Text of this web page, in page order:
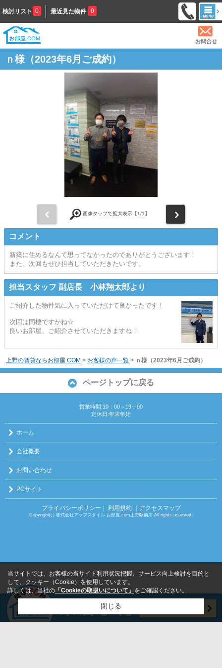
検討リスト 0 最近見た物件 0
お問合せ
ｎ様（2023年6月ご成約）
画像タップで拡大表示【1/1】
コメント
新築に住めるなんて思ってなかったのでありがとうございます！
また、次回もぜひ担当していただきたいです。
担当スタッフ 副店長 小林翔太郎より
ご紹介した物件気に入っていただけて良かったです！
次回は同棲ですかね☆
良いお部屋、ご紹介させていただきますね！
上野の賃貸ならお部屋.COM > お客様の声一覧 > ｎ様（2023年6月ご成約）
ページトップに戻る
営業時間:10：00～19：00
定休日:年末年始
ホーム
会社概要
お問い合わせ
PCサイト
プライバシーポリシー ｜ 利用規約 ｜アクセスマップ
Copyright(c) 株式会社アップスタイル お部屋.com上野駅前店 All rights reserved.
当サイトでは、お客様の当サイト利用状況把握、サービス向上検討を目的と
して、クッキー（Cookie）を使用しています。
詳しくは、当社の 「Cookieの取扱いについて」 をご確認ください。
閉じる